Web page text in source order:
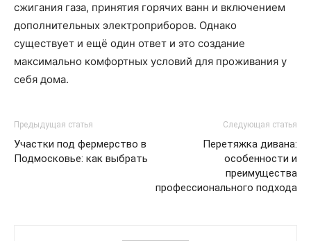
сжигания газа, принятия горячих ванн и включением
дополнительных электроприборов. Однако
существует и ещё один ответ и это создание
максимально комфортных условий для проживания у
себя дома.
Предыдущая статья
Участки под фермерство в
Подмосковье: как выбрать
Следующая статья
Перетяжка дивана:
особенности и
преимущества
профессионального подхода